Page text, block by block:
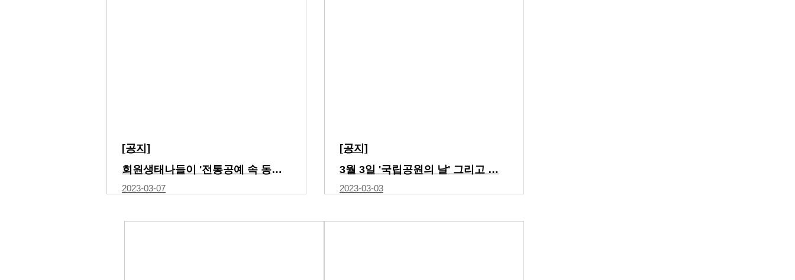
[공지]
회원생태나들이 '전통공예 속 동식물이…
2023-03-07
[공지]
3월 3일 '국립공원의 날' 그리고 …
2023-03-03